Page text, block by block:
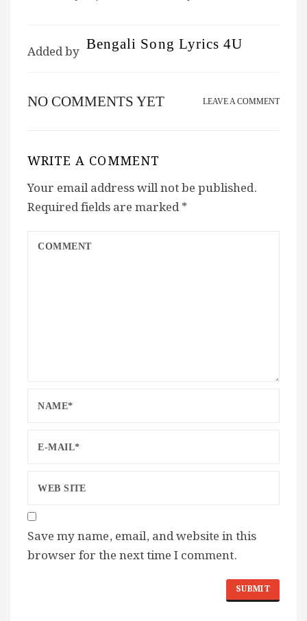
Added by Bengali Song Lyrics 4U
NO COMMENTS YET LEAVE A COMMENT
WRITE A COMMENT
Your email address will not be published.
Required fields are marked*
Save my name, email, and website in this
browser for the next time I comment.